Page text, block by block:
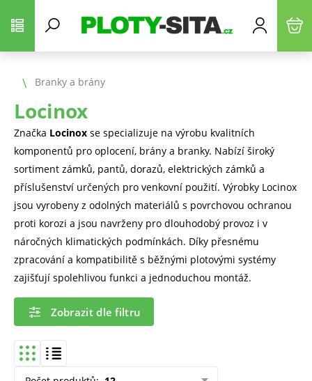
Branky a brány
Locinox
Značka Locinox se specializuje na výrobu kvalitních
komponentů pro oplocení, brány a branky. Nabízí široký
sortiment zámků, pantů, dorazů, elektrických zámků a
příslušenství určených pro venkovní použití. Výrobky Locinox
jsou vyrobeny z odolných materiálů s povrchovou ochranou
proti korozi a jsou navrženy pro dlouhodobý provoz i v
náročných klimatických podmínkách. Díky přesnému
zpracování a kompatibilitě s běžnými plotovými systémy
zajišťují spolehlivou funkci a jednoduchou montáž.
Zobrazit dle filtru